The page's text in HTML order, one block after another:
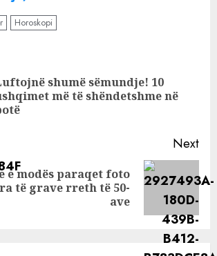
Horoskopi
shumë sëmundje! 10
më të shëndetshme në
Next
e modës paraqet foto
të grave rreth të 50-
ave